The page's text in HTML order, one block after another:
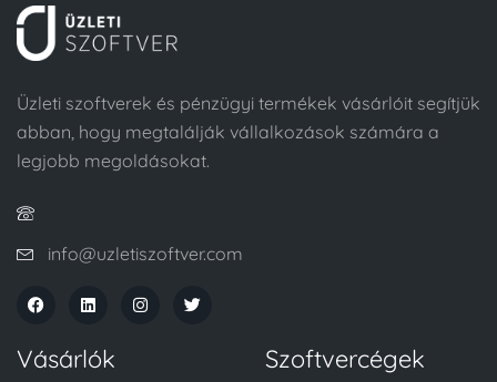
Üzleti szoftverek és pénzügyi termékek vásárlóit segítjük
abban, hogy megtalálják vállalkozások számára a
legjobb megoldásokat.
info@uzletiszoftver.com
Vásárlók Szoftvercégek